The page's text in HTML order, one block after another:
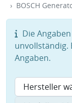
BOSCH
Die
unvollständig.
Angaben.